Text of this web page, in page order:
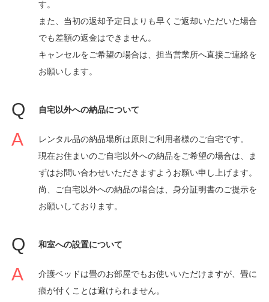
す。
また、当初の返却予定日よりも早くご返却いただいた場合
でも差額の返金はできません。
キャンセルをご希望の場合は、担当営業所へ直接ご連絡を
お願いします。
自宅以外への納品について
レンタル品の納品場所は原則ご利用者様のご自宅です。
現在お住まいのご自宅以外への納品をご希望の場合は、ま
ずはお問い合わせいただきますようお願い申し上げます。
尚、ご自宅以外への納品の場合は、身分証明書のご提示を
お願いしております。
和室への設置について
介護ベッドは畳のお部屋でもお使いいただけますが、畳に
痕が付くことは避けられません。